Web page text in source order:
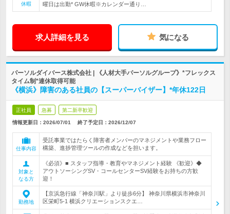
休暇
曜日は出勤* GW休暇※カレンダー通り…
求人詳細を見る 気になる
パーソルダイバース株式会社 | 《人材大手パーソルグループ》*フレックス
タイム制*連休取得可能
《横浜》障害のある社員の【スーパーバイザー】*年休122日
正社員 急募 第二新卒歓迎
情報更新日：2026/07/01 終了予定日： 2026/12/07
仕事内容
受託事業ではたらく障害者メンバーのマネジメントや業務フロー
構築、進捗管理ツールの作成などを担います。
対象と
なる方
《必須》■ スタッフ指導・教育やマネジメント経験 《歓迎》◆
アウトソーシングSV・コールセンターSV経験をお持ちの方歓
迎！
勤務地
【京浜急行線「神奈川駅」より徒歩6分】 神奈川県横浜市神奈川
区栄町5-1 横浜クリエーションスクエ…